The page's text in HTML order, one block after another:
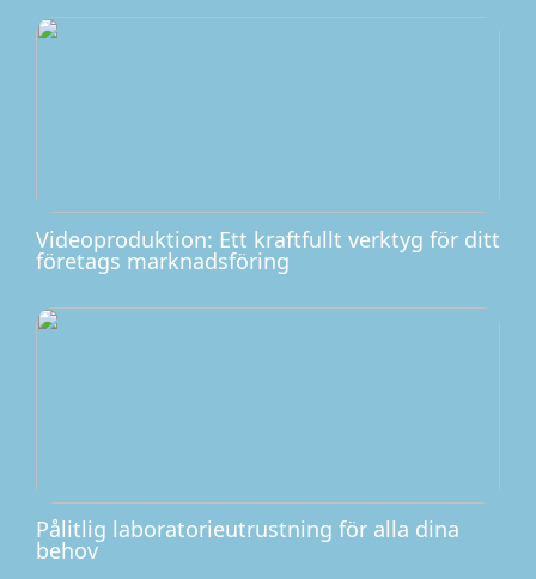
Videoproduktion: Ett kraftfullt verktyg för ditt
företags marknadsföring
Pålitlig laboratorieutrustning för alla dina
behov